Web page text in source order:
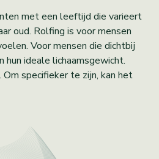
met een leeftijd die varieert
oud. Rolfing is voor mensen
Voor mensen die dichtbij
hun ideale lichaamsgewicht.
Om specifieker te zijn, kan het